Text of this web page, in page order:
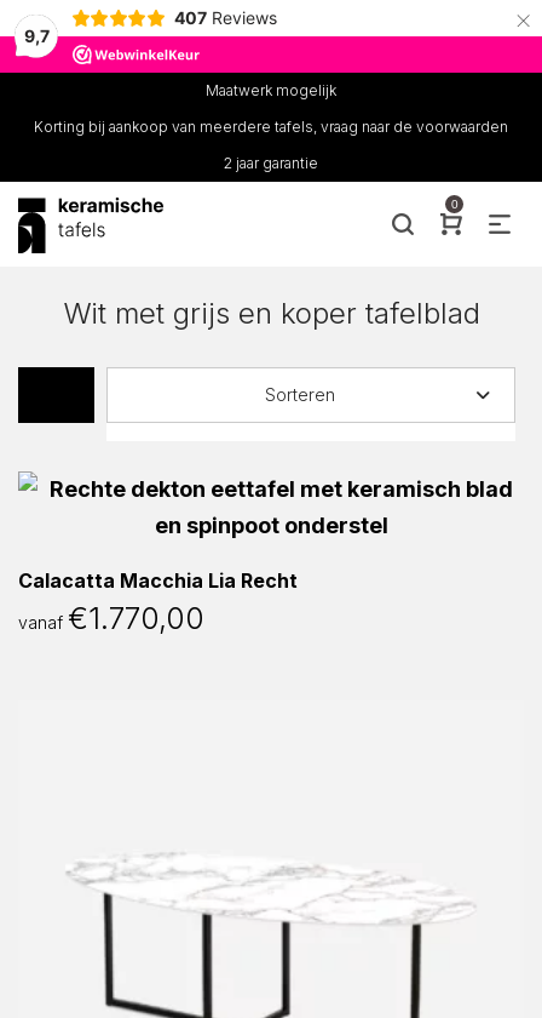
9,7
407 Reviews ×
Maatwerk mogelijk
Korting bij aankoop van meerdere tafels, vraag naar de voorwaarden
2 jaar garantie
0
Wit met grijs en koper tafelblad
Sorteren
Calacatta Macchia Lia Recht
vanaf €1.770,00